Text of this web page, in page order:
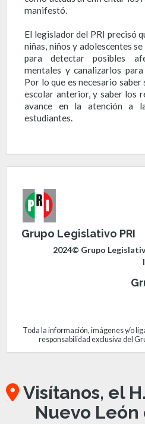
manifestó.
El legislador del PRI precisó
niñas, niños y adolescentes
para detectar posibles
mentales y canalizarlos
Por lo que es necesario
escolar anterior, y saber los
avance en la atención a
estudiantes.
Grupo Legislativo PRI
2024© Grupo
Toda la información, imágenes y/o
responsabilidad exclusiva del
Visítanos, el
Nuevo León